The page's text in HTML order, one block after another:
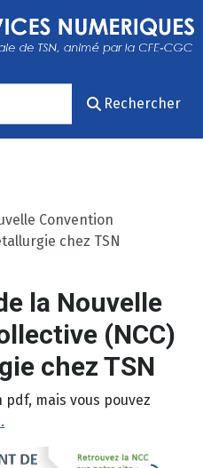
Rechercher
Convention
chez TSN
la Nouvelle
(NCC)
chez TSN
mais vous pouvez